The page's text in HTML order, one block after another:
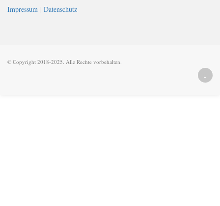
Impressum | Datenschutz
© Copyright 2018-2025. Alle Rechte vorbehalten.